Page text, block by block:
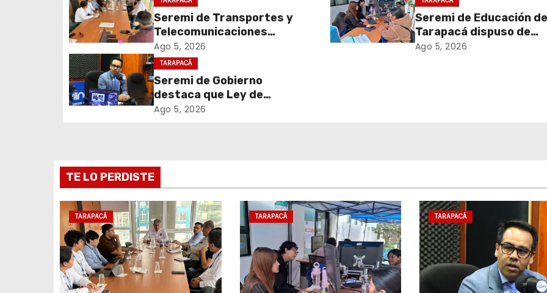
a
c
i
ó
e
e
n
t
r
Seremi de Transportes y
Telecomunicaciones
encabezó primera mesa de
coordinación para el retiro
de cables en desuso en
Iquique
Ago 5, 2026
Seremi de Educación de
Tarapacá dispuso de
facilitadores para
Ago 5, 2026
TARAPACÁ
Seremi de Gobierno
destaca que Ley de
Reconstrucción Nacional
Ago 5, 2026
TE LO PERDISTE
TARAPACÁ TARAPACÁ TARAPACÁ